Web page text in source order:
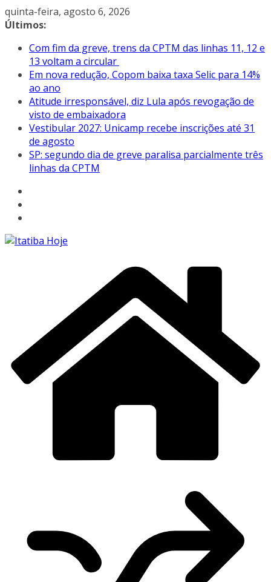
Pular
para
conteúdo
quinta-feira, agosto 6, 2026
Últimos:
Com fim da greve, trens da CPTM das linhas 11, 12 e
13 voltam a circular
Em nova redução, Copom baixa taxa Selic para 14%
ao ano
Atitude irresponsável, diz Lula após revogação de
visto de embaixadora
Vestibular 2027: Unicamp recebe inscrições até 31
de agosto
SP: segundo dia de greve paralisa parcialmente três
linhas da CPTM